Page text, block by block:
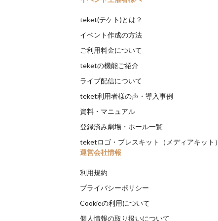
teket(テケト)とは？
イベント作成の方法
ご利用料金について
teketの機能ご紹介
ライブ配信について
teket利用者様の声・導入事例
資料・マニュアル
登録済み劇場・ホール一覧
teketロゴ・プレスキット（メディアキット）
運営会社情報
利用規約
プライバシーポリシー
Cookieの利用について
個人情報の取り扱いについて